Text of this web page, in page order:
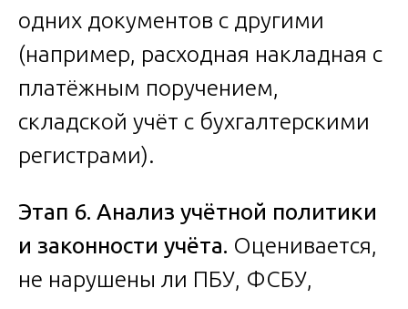
одних документов с другими
(например, расходная накладная с
платёжным поручением,
складской учёт с бухгалтерскими
регистрами).
Этап 6. Анализ учётной политики
и законности учёта. Оценивается,
не нарушены ли ПБУ, ФСБУ,